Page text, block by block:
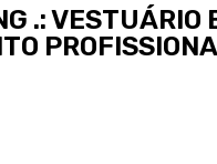
.: VESTUÁRIO